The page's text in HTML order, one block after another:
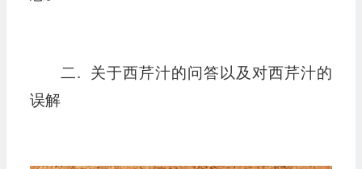
二. 关于西芹汁的问答以及对西芹汁的
误解